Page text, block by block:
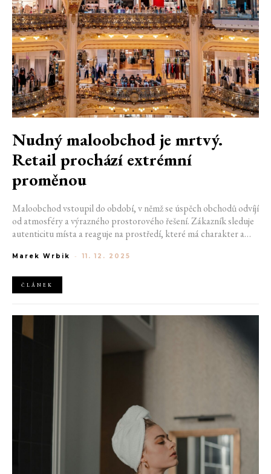
Nudný maloobchod je mrtvý.
Retail prochází extrémní
proměnou
Maloobchod vstoupil do období, v němž se úspěch obchodů odvíjí
od atmosféry a výrazného prostorového řešení. Zákazník sleduje
autenticitu místa a reaguje na prostředí, které má charakter a
interiérem jako s nástrojem prožívání módy. Obchody se proto
Marek Wrbik - 11. 12. 2025
ČLÁNEK